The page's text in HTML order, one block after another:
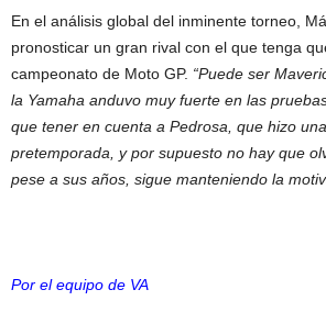
En el análisis global del inminente torneo,
pronosticar un gran rival con el que tenga
campeonato de Moto GP. “Puede ser
la Yamaha anduvo muy fuerte en las
que tener en cuenta a Pedrosa, que hizo
pretemporada, y por supuesto no hay que
pese a sus años, sigue manteniendo la
Por el equipo de VA